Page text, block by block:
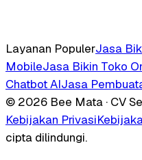
Layanan PopulerJasa
MobileJasa Bikin Toko
Chatbot AIJasa
© 2026 Bee Mata · CV
Kebijakan Privasi
cipta dilindungi.